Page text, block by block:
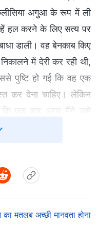
कलीसिया अगुआ के रूप में ली
हल करने के लिए सत्य पर
डाली। वह बेनकाब किए
में देरी कर रही थी,
पुष्टि हो गई कि वह एक
कर देना चाहिए। लेकिन
कि एक बार अगर मैंने उसे
उसकी जगह किसी और को
के काम में बाधाएँ
हैं और जब ऐसा कोई
देना चाहिए—ऐसे व्यक्ति
का मतलब अच्छी मानवता होना